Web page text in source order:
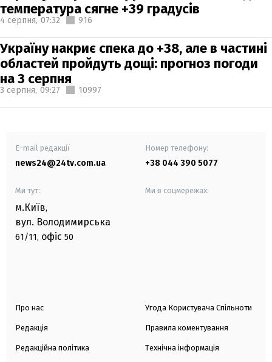
температура сягне +39 градусів
4 серпня, 07:32 916
Україну накриє спека до +38, але в частині
областей пройдуть дощі: прогноз погоди
на 3 серпня
3 серпня, 09:27 10997
E-mail редакції
news24@24tv.com.ua
Номер телефону:
+38 044 390 5077
Ми тут:
м.Київ,
вул. Володимирська
61/11, офіс 50
Ми в соцмережах:
Про нас
Редакція
Редакційна політика
Угода Користувача Спільноти
Правила коментування
Технічна інформація